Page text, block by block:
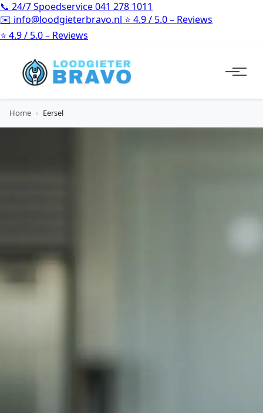
📞 24/7 Spoedservice041 278 1011
✉️ info@loodgieterbravo.nl ⭐ 4.9 / 5.0 – Reviews
⭐ 4.9 / 5.0 – Reviews
Home › Eersel